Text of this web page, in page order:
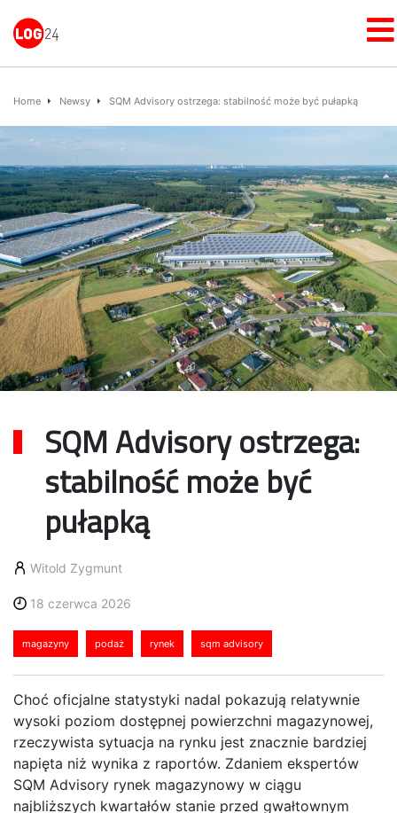
Home Newsy SQM Advisory ostrzega: stabilność może być pułapką
SQM Advisory ostrzega:
stabilność może być
pułapką
Witold Zygmunt
18 czerwca 2026
magazyny podaż rynek sqm advisory
Choć oficjalne statystyki nadal pokazują relatywnie
wysoki poziom dostępnej powierzchni magazynowej,
rzeczywista sytuacja na rynku jest znacznie bardziej
napięta niż wynika z raportów. Zdaniem ekspertów
SQM Advisory rynek magazynowy w ciągu
najbliższych kwartałów stanie przed gwałtownym